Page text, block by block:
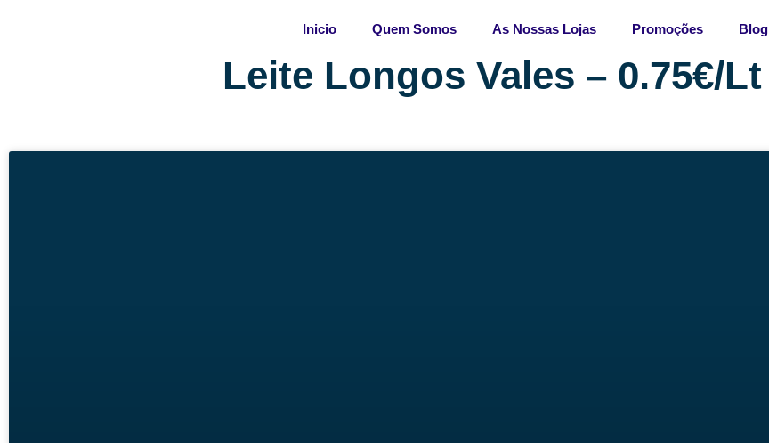
Inicio Quem Somos As Nossas Lojas Promoções Blog
Leite Longos Vales – 0.75€/Lt